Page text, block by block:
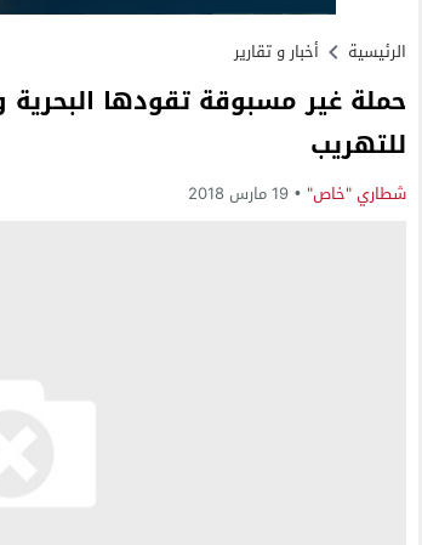
الرئيسية أخبار و تقارير
حملة غير مسبوقة تقودها
للتهريب
شطاري "خاص" 19 مارس 2018